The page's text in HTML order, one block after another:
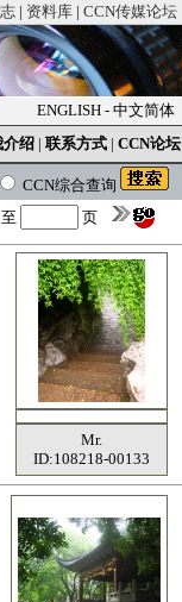
| 资料库 | CCN传媒论坛
ENGLISH - 中文简体
介绍 | 联系方式 | CCN论坛
CCN综合查询
至 页
Mr.
ID:108218-00133